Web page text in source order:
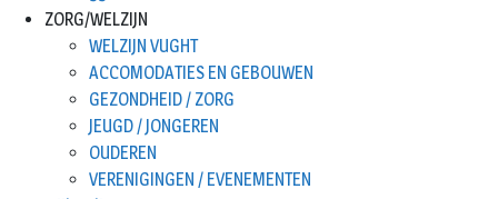
ZORG/WELZIJN
WELZIJN VUGHT
ACCOMODATIES EN GEBOUWEN
GEZONDHEID / ZORG
JEUGD / JONGEREN
OUDEREN
VERENIGINGEN / EVENEMENTEN